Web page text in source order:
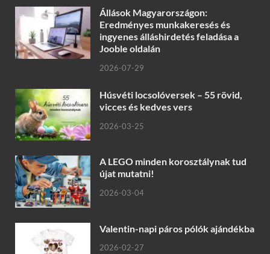
Állások Magyarországon:
Eredményes munkakeresés és
ingyenes álláshirdetés feladása a
Jooble oldalán
2026-07-29
Húsvéti locsolóversek – 55 rövid,
vicces és kedves vers
2026-03-25
A LEGO minden korosztálynak tud
újat mutatni!
2026-03-04
Valentin-napi páros pólók ajándékba
2026-02-27